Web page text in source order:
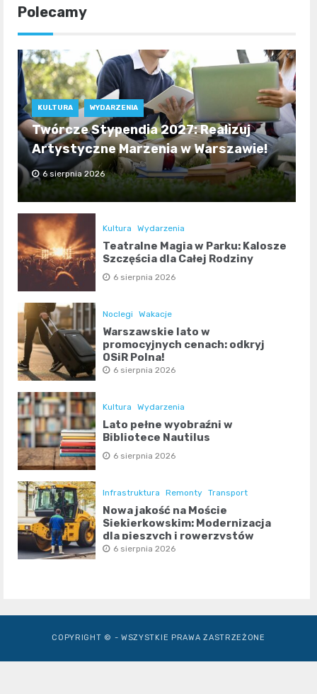
Polecamy
KULTURA WYDARZENIA
Twórcze Stypendia 2027: Realizuj
Artystyczne Marzenia w Warszawie!
6 sierpnia 2026
Kultura Wydarzenia
Teatralne Magia w Parku: Kalosze
Szczęścia dla Całej Rodziny
6 sierpnia 2026
Noclegi Wakacje
Warszawskie lato w
promocyjnych cenach: odkryj
OSiR Polna!
6 sierpnia 2026
Kultura Wydarzenia
Lato pełne wyobraźni w
Bibliotece Nautilus
6 sierpnia 2026
Infrastruktura Remonty Transport
Nowa jakość na Moście
Siekierkowskim: Modernizacja
dla pieszych i rowerzystów
6 sierpnia 2026
COPYRIGHT © - WSZYSTKIE PRAWA ZASTRZEŻONE